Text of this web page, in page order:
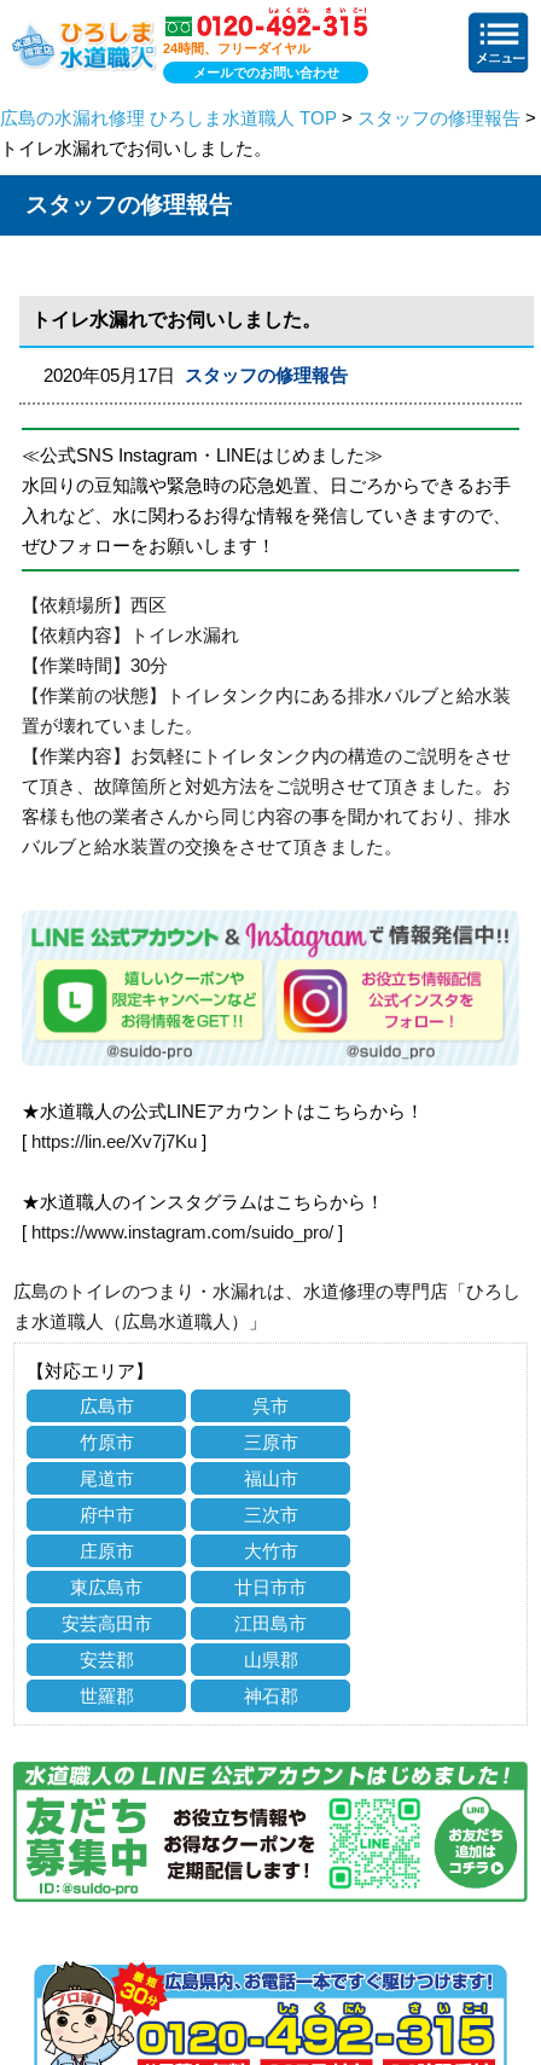
24時間、フリーダイヤル
メールでのお問い合わせ
広島の水漏れ修理 ひろしま水道職人 TOP > スタッフの修理報告 >
トイレ水漏れでお伺いしました。
スタッフの修理報告
トイレ水漏れでお伺いしました。
2020年05月17日 スタッフの修理報告
≪公式SNS Instagram・LINEはじめました≫
水回りの豆知識や緊急時の応急処置、日ごろからできるお手
入れなど、水に関わるお得な情報を発信していきますので、
ぜひフォローをお願いします！
【依頼場所】西区
【依頼内容】トイレ水漏れ
【作業時間】30分
【作業前の状態】トイレタンク内にある排水バルブと給水装
置が壊れていました。
【作業内容】お気軽にトイレタンク内の構造のご説明をさせ
て頂き、故障箇所と対処方法をご説明させて頂きました。お
客様も他の業者さんから同じ内容の事を聞かれており、排水
バルブと給水装置の交換をさせて頂きました。
★水道職人の公式LINEアカウントはこちらから！
[ https://lin.ee/Xv7j7Ku ]
★水道職人のインスタグラムはこちらから！
[ https://www.instagram.com/suido_pro/ ]
広島のトイレのつまり・水漏れは、水道修理の専門店「ひろし
ま水道職人（広島水道職人）」
【対応エリア】
広島市
呉市
竹原市
三原市
尾道市
福山市
府中市
三次市
庄原市
大竹市
東広島市
廿日市市
安芸高田市
江田島市
安芸郡
山県郡
世羅郡
神石郡